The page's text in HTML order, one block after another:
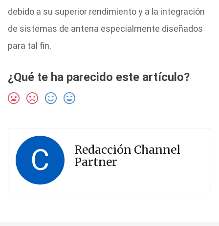
debido a su superior rendimiento y a la integración
de sistemas de antena especialmente diseñados
para tal fin.
¿Qué te ha parecido este artículo?
C
Redacción Channel
Partner